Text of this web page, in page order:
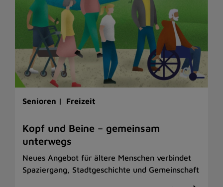
Senioren | Freizeit
Kopf und Beine – gemeinsam
unterwegs
Neues Angebot für ältere Menschen verbindet
Spaziergang, Stadtgeschichte und Gemeinschaft